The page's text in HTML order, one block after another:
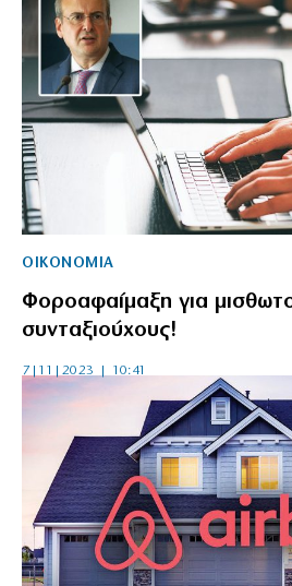
ΟΙΚΟΝΟΜΙΑ
Φοροαφαίμαξη για
συνταξιούχους!
7|11|2023 | 10:41